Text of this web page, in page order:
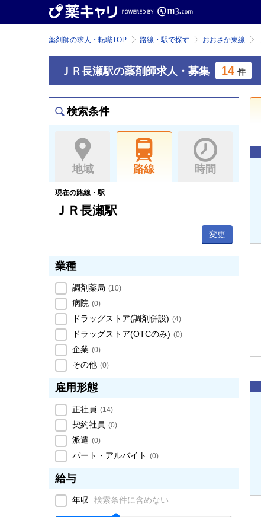
薬剤師の求人・転職TOP 路線・駅で探す おおさか東線
ＪＲ長瀬駅の薬剤師求人・募集 14 件
検索条件
地域 路線 時間
現在の路線・駅
ＪＲ長瀬駅
変更
業種
調剤薬局 (10)
病院 (0)
ドラッグストア(調剤併設) (4)
ドラッグストア(OTCのみ) (0)
企業 (0)
その他 (0)
雇用形態
正社員 (14)
契約社員 (0)
派遣 (0)
パート・アルバイト (0)
給与
年収 検索条件に含めない